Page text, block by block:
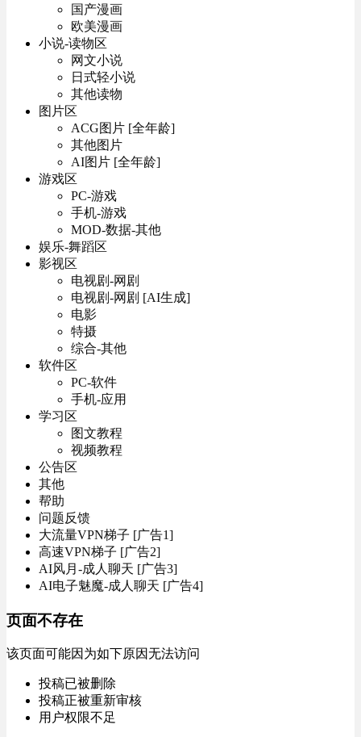
国产漫画
欧美漫画
小说-读物区
网文小说
日式轻小说
其他读物
图片区
ACG图片 [全年龄]
其他图片
AI图片 [全年龄]
游戏区
PC-游戏
手机-游戏
MOD-数据-其他
娱乐-舞蹈区
影视区
电视剧-网剧
电视剧-网剧 [AI生成]
电影
特摄
综合-其他
软件区
PC-软件
手机-应用
学习区
图文教程
视频教程
公告区
其他
帮助
问题反馈
大流量VPN梯子 [广告1]
高速VPN梯子 [广告2]
AI风月-成人聊天 [广告3]
AI电子魅魔-成人聊天 [广告4]
页面不存在
该页面可能因为如下原因无法访问
投稿已被删除
投稿正被重新审核
用户权限不足